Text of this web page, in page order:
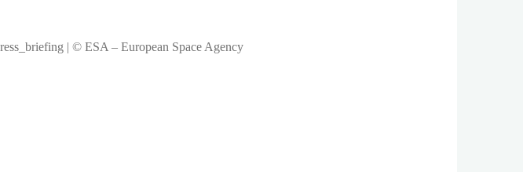
| © ESA – European Space Agency